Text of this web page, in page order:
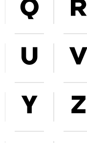
Q R
U V
Y Z